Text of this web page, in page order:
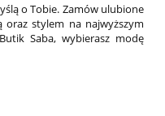
o Tobie. Zamów ulubione
oraz stylem na najwyższym
Saba, wybierasz modę